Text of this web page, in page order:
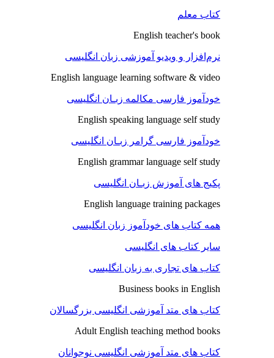
کتاب معلم
English teacher's book
نرم‌افزار و ویدیو آموزشی زبان انگلیسی
English language learning software & video
خودآموز فارسی مکالمه زبـان انگلیسی
English speaking language self study
خودآموز فارسی گرامر زبـان انگلیسی
English grammar language self study
پکیج های آموزش زبـان انگلیسی
English language training packages
همه کتاب های خودآموز زبان انگلیسی
سایر کتاب های انگلیسی
کتاب های تجاری به زبان انگلیسی
Business books in English
کتاب های متد آموزشی انگلیسی بزرگسالان
Adult English teaching method books
کتاب های متد آموزشی انگلیسی نوجوانان